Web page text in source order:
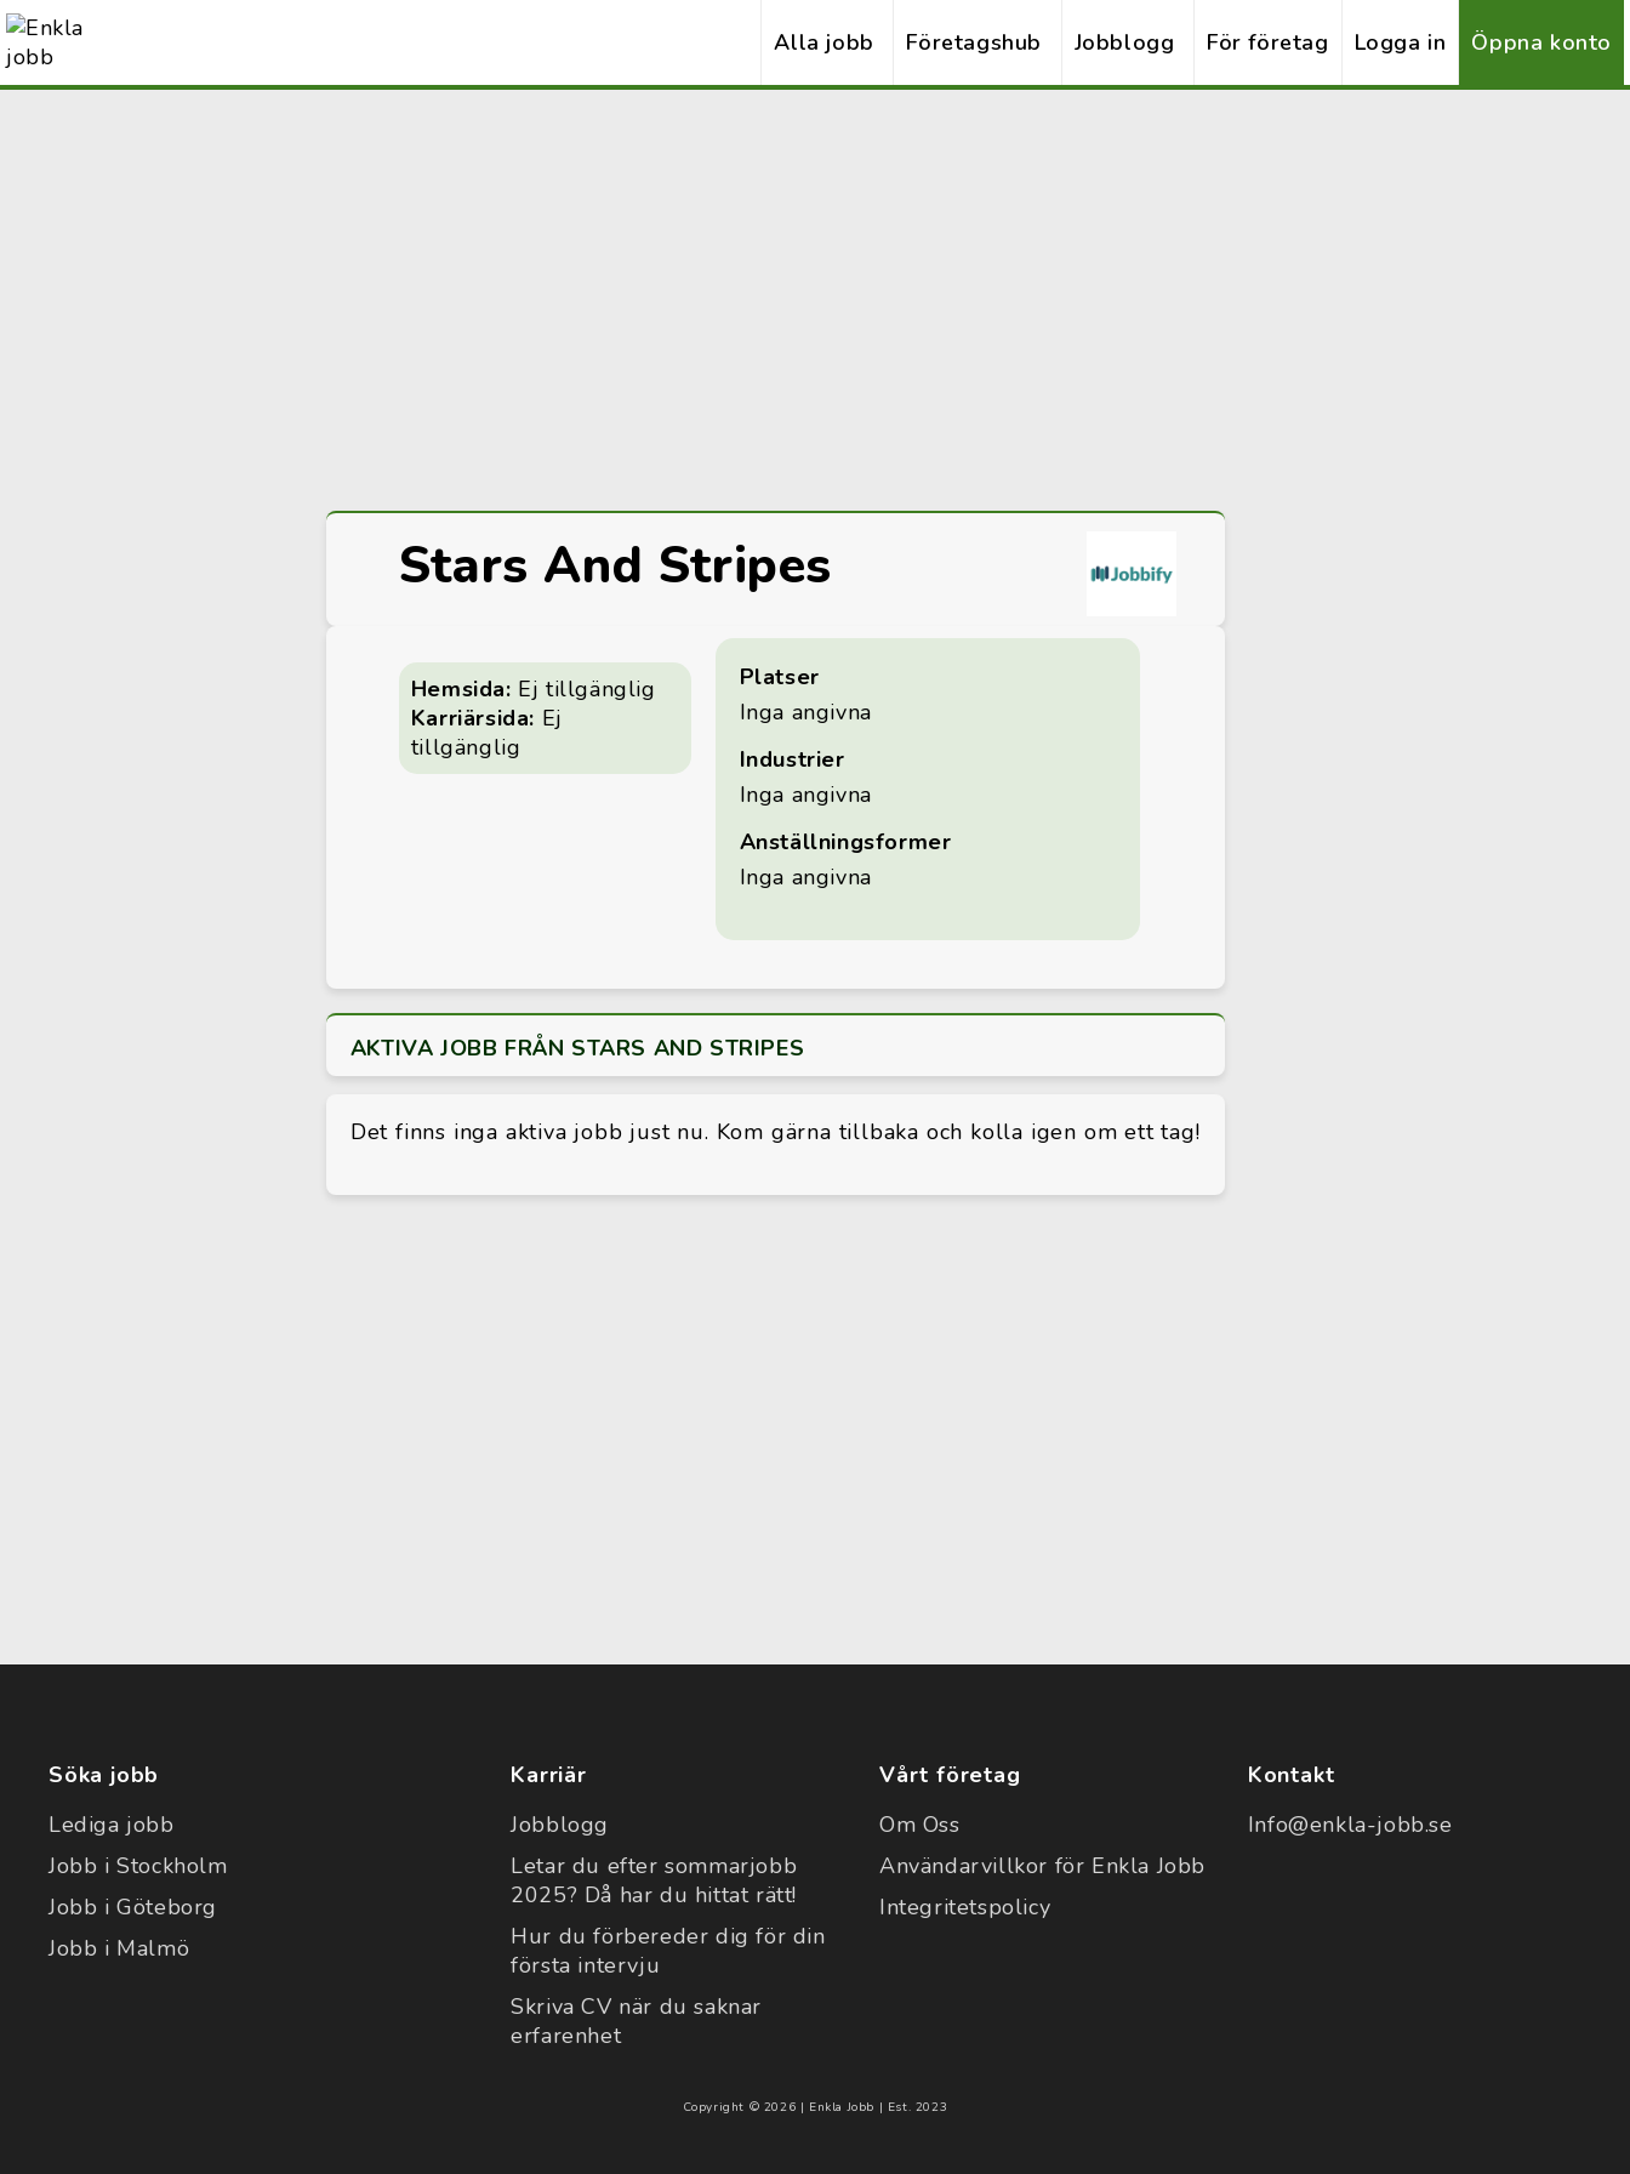
Alla jobb Företagshub Jobblogg För företag Logga in Öppna konto
Stars And Stripes
Hemsida: Ej tillgänglig
Karriärsida: Ej
tillgänglig
Platser
Inga angivna
Industrier
Inga angivna
Anställningsformer
Inga angivna
AKTIVA JOBB FRÅN STARS AND STRIPES
Det finns inga aktiva jobb just nu. Kom gärna tillbaka och kolla igen om ett tag!
Söka jobb
Lediga jobb
Jobb i Stockholm
Jobb i Göteborg
Jobb i Malmö
Karriär
Jobblogg
Letar du efter sommarjobb
2025? Då har du hittat rätt!
Hur du förbereder dig för din
första intervju
Skriva CV när du saknar
erfarenhet
Vårt företag
Om Oss
Användarvillkor för Enkla Jobb
Integritetspolicy
Kontakt
Info@enkla-jobb.se
Copyright © 2026 | Enkla Jobb | Est. 2023